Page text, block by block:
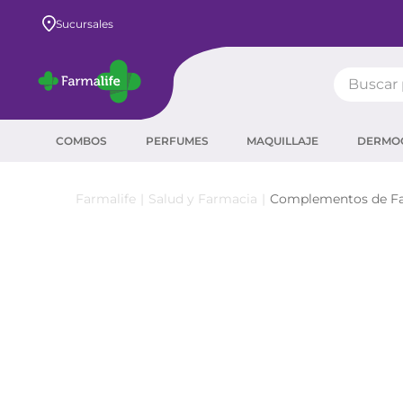
Sucursales
COMBOS PERFUMES MAQUILLAJE
Salud y Farmacia Complementos de